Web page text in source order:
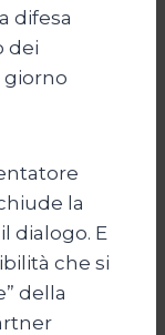
difesa
dei
giorno
la
dialogo. E
che si
della